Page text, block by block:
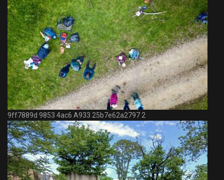
9ff7889d 9853 4ac6 A933 25b7e62a2797 2